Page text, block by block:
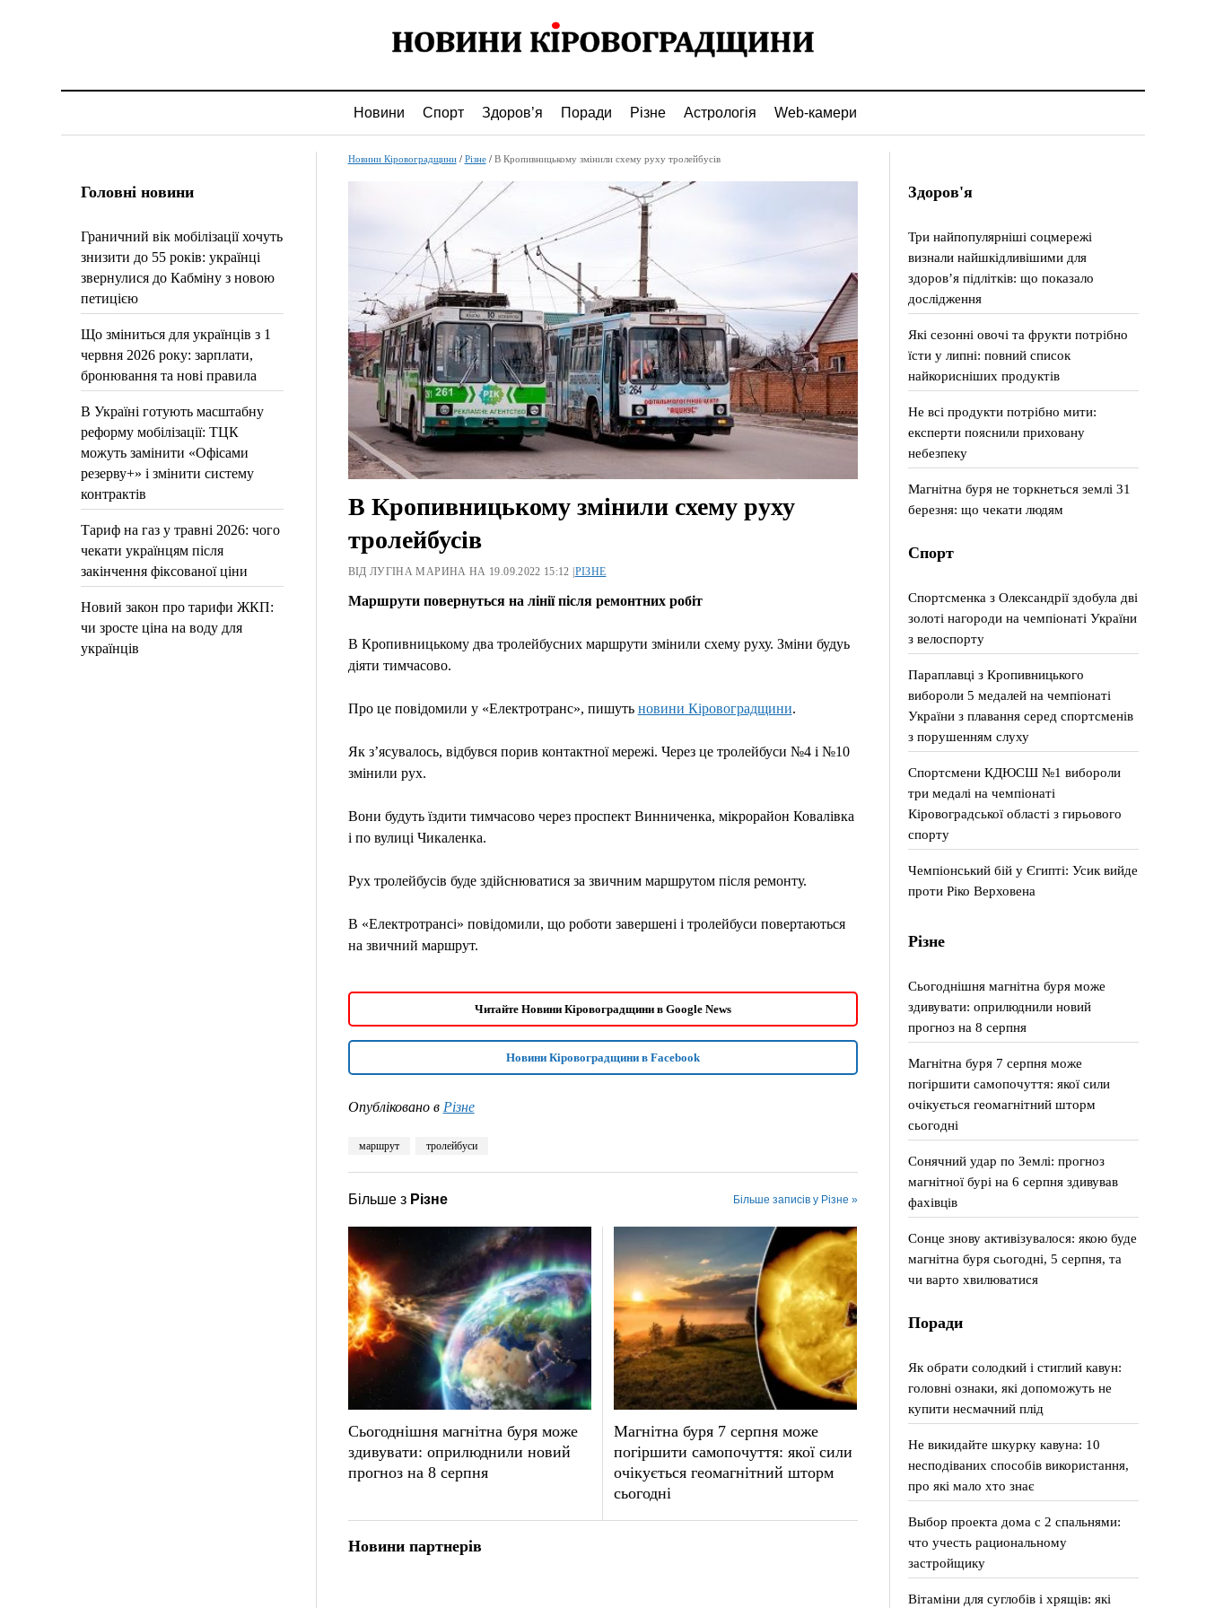
Новини Спорт Здоров’я Поради Різне Астрологія Web-камери
Головні новини
Граничний вік мобілізації хочуть
знизити до 55 років: українці
звернулися до Кабміну з новою
петицією
Що зміниться для українців з 1
червня 2026 року: зарплати,
бронювання та нові правила
В Україні готують масштабну
реформу мобілізації: ТЦК
можуть замінити «Офісами
резерву+» і змінити систему
контрактів
Тариф на газ у травні 2026: чого
чекати українцям після
закінчення фіксованої ціни
Новий закон про тарифи ЖКП:
чи зросте ціна на воду для
українців
Новини Кіровоградщини/ Різне/ В Кропивницькому змінили схему руху тролейбусів
В Кропивницькому змінили схему руху
тролейбусів
ВІД ЛУГІНА МАРИНА НА 19.09.2022 15:12 | РІЗНЕ
Маршрути повернуться на лінії після ремонтних робіт
В Кропивницькому два тролейбусних маршрути змінили схему руху. Зміни будуь
діяти тимчасово.
Про це повідомили у «Електротранс», пишуть новини Кіровоградщини.
Як з’ясувалось, відбувся порив контактної мережі. Через це тролейбуси №4 і №10
змінили рух.
Вони будуть їздити тимчасово через проспект Винниченка, мікрорайон Ковалівка
і по вулиці Чикаленка.
Рух тролейбусів буде здійснюватися за звичним маршрутом після ремонту.
В «Електротрансі» повідомили, що роботи завершені і тролейбуси повертаються
на звичний маршрут.
Читайте Новини Кіровоградщини в Google News
Новини Кіровоградщини в Facebook
Опубліковано в Різне
маршрут тролейбуси
Більше з Різне Більше записів у Різне »
Сьогоднішня магнітна буря може
здивувати: оприлюднили новий
прогноз на 8 серпня
Магнітна буря 7 серпня може
погіршити самопочуття: якої сили
очікується геомагнітний шторм
сьогодні
Новини партнерів
Здоров'я
Три найпопулярніші соцмережі
визнали найшкідливішими для
здоров’я підлітків: що показало
дослідження
Які сезонні овочі та фрукти потрібно
їсти у липні: повний список
найкорисніших продуктів
Не всі продукти потрібно мити:
експерти пояснили приховану
небезпеку
Магнітна буря не торкнеться землі 31
березня: що чекати людям
Спорт
Спортсменка з Олександрії здобула дві
золоті нагороди на чемпіонаті України
з велоспорту
Параплавці з Кропивницького
вибороли 5 медалей на чемпіонаті
України з плавання серед спортсменів
з порушенням слуху
Спортсмени КДЮСШ №1 вибороли
три медалі на чемпіонаті
Кіровоградської області з гирьового
спорту
Чемпіонський бій у Єгипті: Усик вийде
проти Ріко Верховена
Різне
Сьогоднішня магнітна буря може
здивувати: оприлюднили новий
прогноз на 8 серпня
Магнітна буря 7 серпня може
погіршити самопочуття: якої сили
очікується геомагнітний шторм
сьогодні
Сонячний удар по Землі: прогноз
магнітної бурі на 6 серпня здивував
фахівців
Сонце знову активізувалося: якою буде
магнітна буря сьогодні, 5 серпня, та
чи варто хвилюватися
Поради
Як обрати солодкий і стиглий кавун:
головні ознаки, які допоможуть не
купити несмачний плід
Не викидайте шкурку кавуна: 10
несподіваних способів використання,
про які мало хто знає
Выбор проекта дома с 2 спальнями:
что учесть рациональному
застройщику
Вітаміни для суглобів і хрящів: які